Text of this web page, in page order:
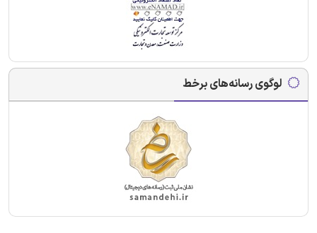
لوگوی رسانه‌های برخط